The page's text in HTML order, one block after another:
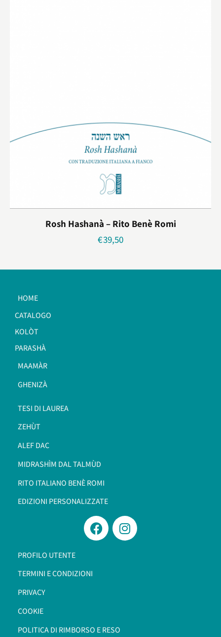
Rosh Hashanà – Rito Benè Romi
€39,50
HOME
CATALOGO
KOLÒT
PARASHÀ
MAAMÀR
GHENIZÀ
TESI DI LAUREA
ZEHÙT
ALEF DAC
MIDRASHÌM DAL TALMÙD
RITO ITALIANO BENÈ ROMI​
EDIZIONI PERSONALIZZATE
PROFILO UTENTE
TERMINI E CONDIZIONI
PRIVACY
COOKIE
POLITICA DI RIMBORSO E RESO